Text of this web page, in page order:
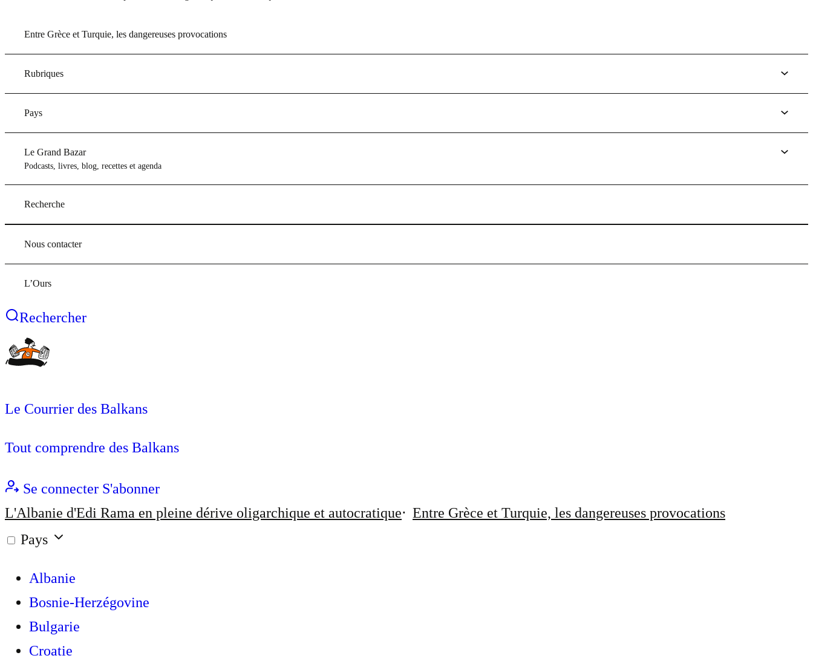
Entre Grèce et Turquie, les dangereuses provocations
Rubriques
Pays
Le Grand Bazar
Podcasts, livres, blog, recettes et agenda
Recherche
Nous contacter
L’Ours
Rechercher
Le Courrier des Balkans
Tout comprendre des Balkans
Se connecter S'abonner
L'Albanie d'Edi Rama en pleine dérive oligarchique et autocratique
Entre Grèce et Turquie, les dangereuses provocations
Pays
Albanie
Bosnie-Herzégovine
Bulgarie
Croatie